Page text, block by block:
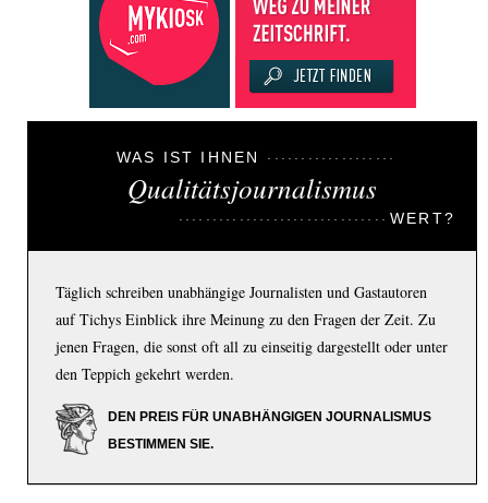
WAS IST IHNEN
Qualitätsjournalismus
WERT?
Täglich schreiben unabhängige Journalisten und Gastautoren
auf Tichys Einblick ihre Meinung zu den Fragen der Zeit. Zu
jenen Fragen, die sonst oft all zu einseitig dargestellt oder unter
den Teppich gekehrt werden.
DEN PREIS FÜR UNABHÄNGIGEN JOURNALISMUS
BESTIMMEN SIE.